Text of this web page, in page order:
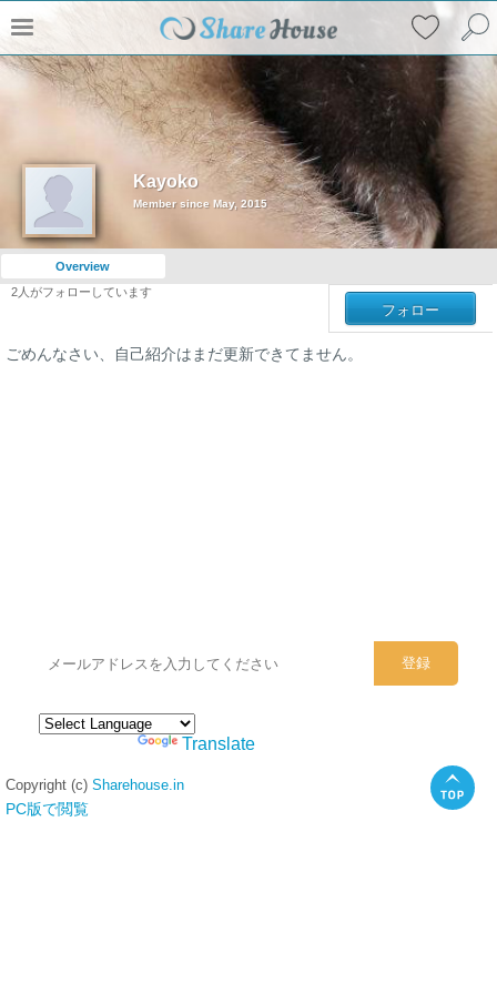
Kayoko
Member since May, 2015
Overview
2 人がフォローしています
フォロー
ごめんなさい、自己紹介はまだ更新できてません。
Translate
Copyright (c) Sharehouse.in
PC版で閲覧